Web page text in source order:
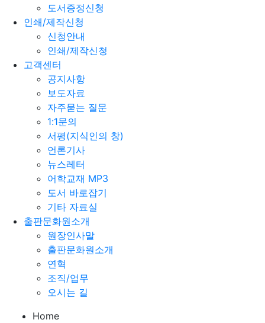
도서증정신청
인쇄/제작신청
신청안내
인쇄/제작신청
고객센터
공지사항
보도자료
자주묻는 질문
1:1문의
서평(지식인의 창)
언론기사
뉴스레터
어학교재 MP3
도서 바로잡기
기타 자료실
출판문화원소개
원장인사말
출판문화원소개
연혁
조직/업무
오시는 길
Home